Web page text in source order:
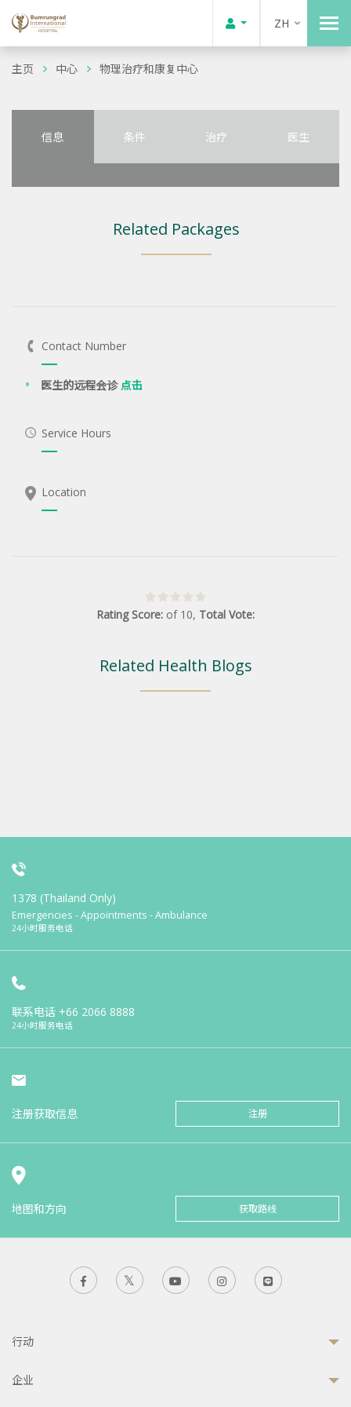
ZH
主页 中心 物理治疗和康复中心
信息 条件 治疗 医生
Related Packages
Contact Number
医生的远程会诊点击
Service Hours
Location
Rating Score: of 10, Total Vote:
Related Health Blogs
1378 (Thailand Only)
Emergencies - Appointments - Ambulance
24小时服务电话
联系电话 +66 2066 8888
24小时服务电话
注册获取信息 注册
地图和方向 获取路线
行动
企业